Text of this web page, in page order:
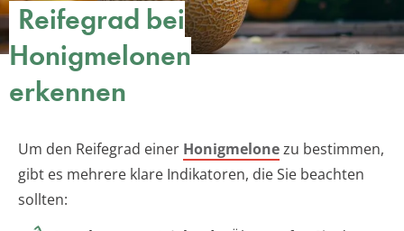
Reifegrad bei
Honigmelonen
erkennen
Um den Reifegrad einer Honigmelonezu bestimmen,
gibt es mehrere klare Indikatoren, die Sie beachten
sollten: